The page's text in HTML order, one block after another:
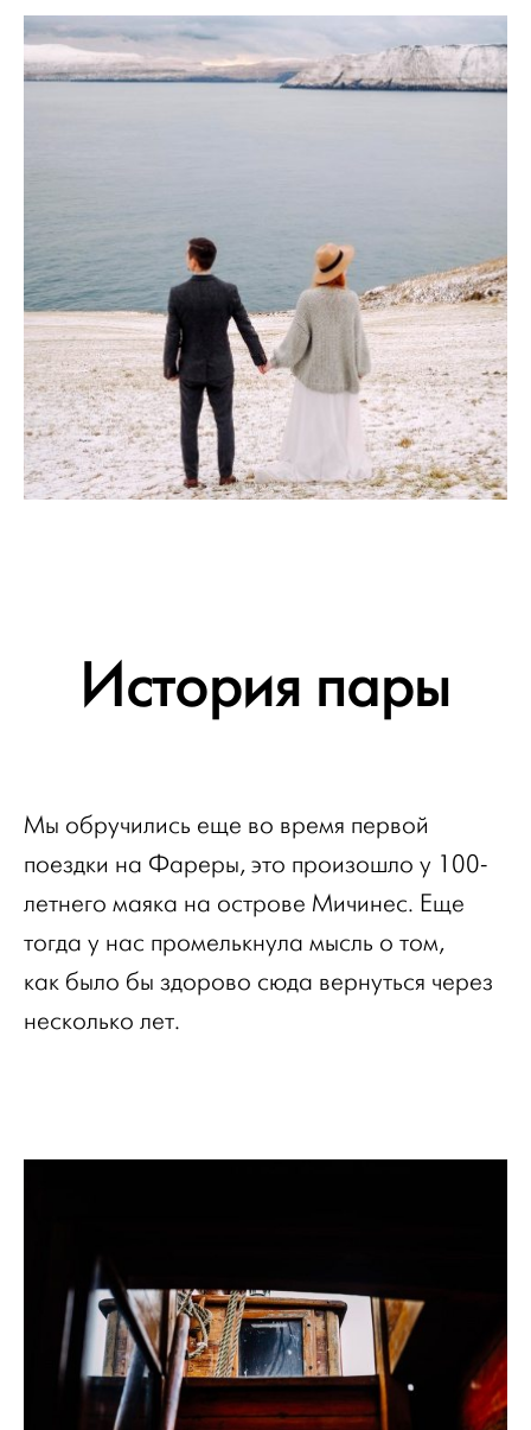
История пары
Мы обручились еще во время первой
поездки на Фареры, это произошло у 100-
летнего маяка на острове Мичинес. Еще
тогда у нас промелькнула мысль о том,
как было бы здорово сюда вернуться через
несколько лет.